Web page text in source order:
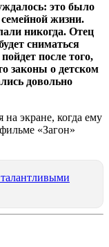
это было
жизни.
никогда. Отец
сниматься
после того,
законы о детском
довольно
экране, когда ему
«Загон»